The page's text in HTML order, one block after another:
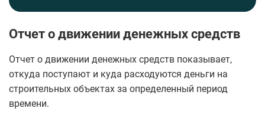
Отчет о движении денежных средств
Отчет о движении денежных средств показывает,
откуда поступают и куда расходуются деньги на
строительных объектах за определенный период
времени.